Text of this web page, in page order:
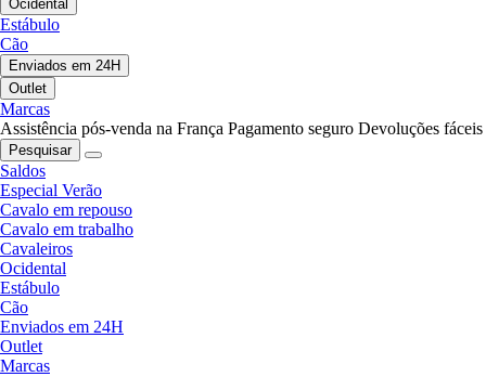
Ocidental
Estábulo
Cão
Enviados em 24H
Outlet
Marcas
Assistência pós-venda na França Pagamento seguro Devoluções fáceis
Pesquisar
Saldos
Especial Verão
Cavalo em repouso
Cavalo em trabalho
Cavaleiros
Ocidental
Estábulo
Cão
Enviados em 24H
Outlet
Marcas